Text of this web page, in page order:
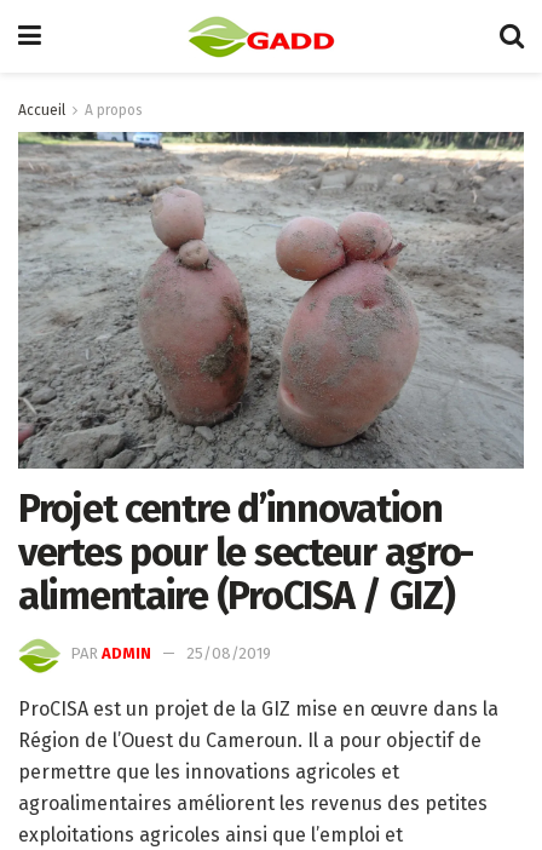
Accueil A propos
Projet centre d’innovation
vertes pour le secteur agro-
alimentaire (ProCISA / GIZ)
PAR ADMIN 25/08/2019
ProCISA est un projet de la GIZ mise en œuvre dans la
Région de l’Ouest du Cameroun. Il a pour objectif de
permettre que les innovations agricoles et
agroalimentaires améliorent les revenus des petites
exploitations agricoles ainsi que l’emploi et